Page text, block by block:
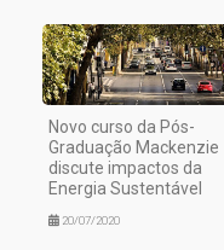
Novo curso da Pós-
Graduação Mackenzie
discute impactos da
Energia Sustentável
20/07/2020